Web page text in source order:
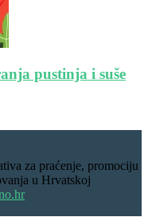
pustinja i suše
za praćenje, promociju
u Hrvatskoj